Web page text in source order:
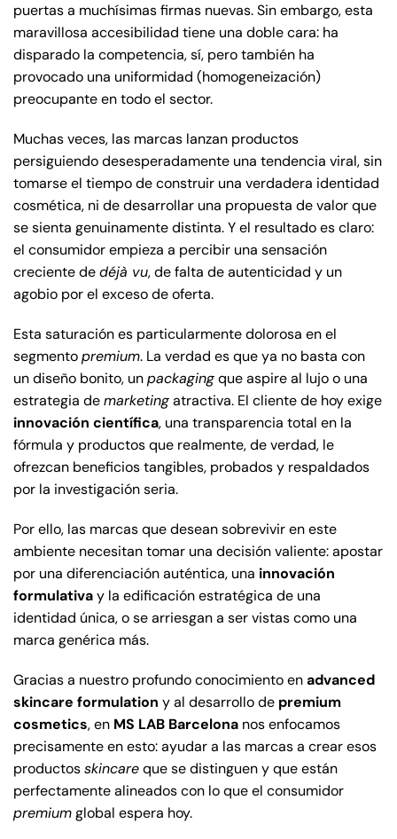
puertas a muchísimas firmas nuevas. Sin embargo, esta
maravillosa accesibilidad tiene una doble cara: ha
disparado la competencia, sí, pero también ha
provocado una uniformidad (homogeneización)
preocupante en todo el sector.
Muchas veces, las marcas lanzan productos
persiguiendo desesperadamente una tendencia viral, sin
tomarse el tiempo de construir una verdadera identidad
cosmética, ni de desarrollar una propuesta de valor que
se sienta genuinamente distinta. Y el resultado es claro:
el consumidor empieza a percibir una sensación
creciente dedéjà vu, de falta de autenticidad y un
agobio por el exceso de oferta.
Esta saturación es particularmente dolorosa en el
segmentopremium. La verdad es que ya no basta con
un diseño bonito, unpackagingque aspire al lujo o una
estrategia demarketingatractiva. El cliente de hoy exige
innovación científica, una transparencia total en la
fórmula y productos que realmente, de verdad, le
ofrezcan beneficios tangibles, probados y respaldados
por la investigación seria.
Por ello, las marcas que desean sobrevivir en este
ambiente necesitan tomar una decisión valiente: apostar
por una diferenciación auténtica, una innovación
formulativay la edificación estratégica de una
identidad única, o se arriesgan a ser vistas como una
marca genérica más.
Gracias a nuestro profundo conocimiento enadvanced
skincare formulation y al desarrollo de premium
cosmetics, en MS LAB Barcelona nos enfocamos
precisamente en esto: ayudar a las marcas a crear esos
productosskincareque se distinguen y que están
perfectamente alineados con lo que el consumidor
premiumglobal espera hoy.